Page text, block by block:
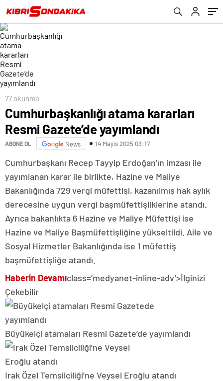
77 okunma
Cumhurbaşkanlığı atama kararları
Resmi Gazete’de yayımlandı
ABONE OL News 14 Mayıs 2025 03:17
Cumhurbaşkanı Recep Tayyip Erdoğan’ın imzası ile
yayımlanan karar ile birlikte, Hazine ve Maliye
Bakanlığında 729 vergi müfettişi, kazanılmış hak aylık
derecesine uygun vergi başmüfettişliklerine atandı.
Ayrıca bakanlıkta 6 Hazine ve Maliye Müfettişi ise
Hazine ve Maliye Başmüfettişliğine yükseltildi. Aile ve
Sosyal Hizmetler Bakanlığında ise 1 müfettiş
başmüfettişliğe atandı.
Haberin Devamıclass=’medyanet-inline-adv’>İlginizi
Çekebilir
Büyükelçi atamaları Resmi Gazete’de yayımlandı
Irak Özel Temsilciliği’ne Veysel Eroğlu atandı